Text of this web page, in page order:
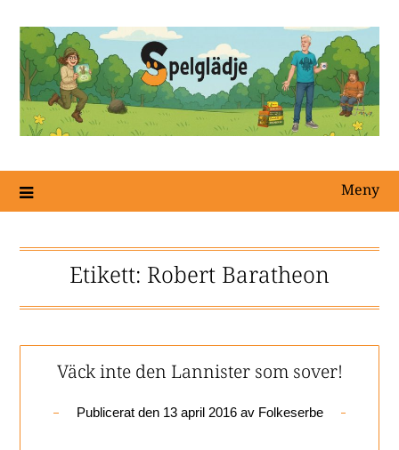
Meny
Etikett: Robert Baratheon
Väck inte den Lannister som sover!
Publicerat den 13 april 2016av Folkeserbe